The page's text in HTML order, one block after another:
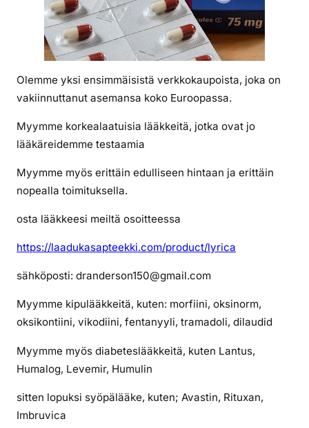
l
i
i
n
n
o
l
y
i
c
a
Olemme yksi ensimmäisistä verkkokaupoista, joka on
vakiinnuttanut asemansa koko Euroopassa.
Myymme korkealaatuisia lääkkeitä, jotka ovat jo
lääkäreidemme testaamia
Myymme myös erittäin edulliseen hintaan ja erittäin
nopealla toimituksella.
osta lääkkeesi meiltä osoitteessa
https://laadukasapteekki.com/product/lyrica
sähköposti: dranderson150@gmail.com
Myymme kipulääkkeitä, kuten: morfiini, oksinorm,
oksikontiini, vikodiini, fentanyyli, tramadoli, dilaudid
Myymme myös diabeteslääkkeitä, kuten Lantus,
Humalog, Levemir, Humulin
sitten lopuksi syöpälääke, kuten; Avastin, Rituxan,
Imbruvica